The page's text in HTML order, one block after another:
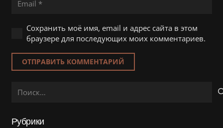
Сохранить моё имя, email и адрес сайта в этом
браузере для последующих моих комментариев.
ОТПРАВИТЬ КОММЕНТАРИЙ
Рубрики